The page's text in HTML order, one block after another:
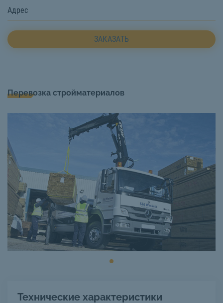
ЗАКАЗАТЬ
Перевозка стройматериалов
Технические характеристики